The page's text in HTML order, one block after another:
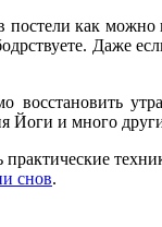
постели как
Даже
восстановить
Йоги и много
снов.